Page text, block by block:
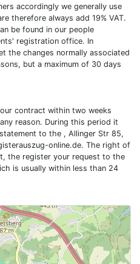
accordingly we generally use
therefore always add 19% VAT.
be found in our people
registration office. In
the changes normally associated
but a maximum of 30 days
contract within two weeks
reason. During this period it
to the , Allinger Str 85,
online.de. The right of
the register your request to the
is usually within less than 24